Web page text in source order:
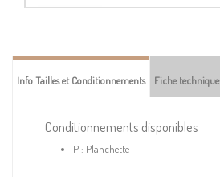
23-BLEU MARINE
Info Tailles et Conditionnements Fiche technique
Conditionnements disponibles
P : Planchette